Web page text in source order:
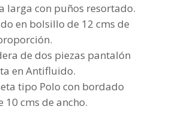
larga con puños resortado.
en bolsillo de 12 cms de
de dos piezas pantalón
en Antifluido.
tipo Polo con bordado
10 cms de ancho.